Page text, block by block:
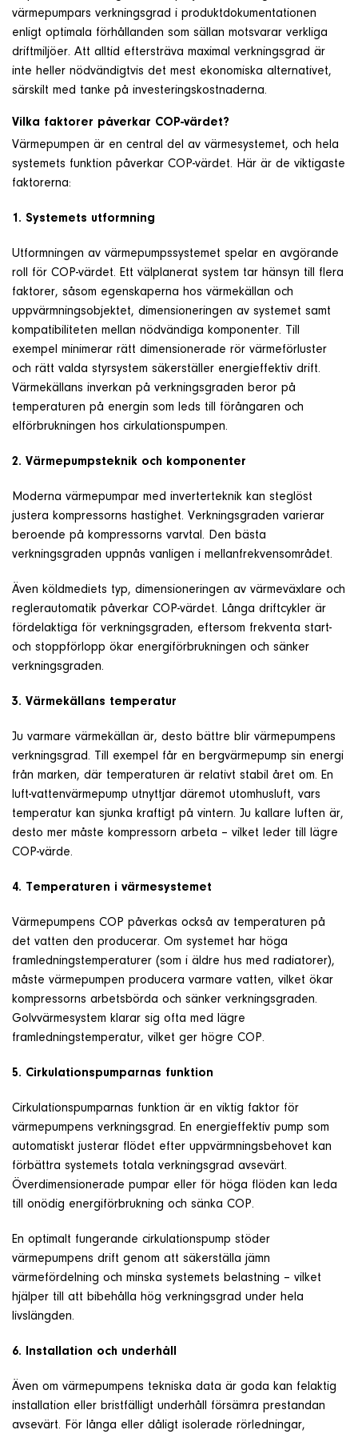
värmepumpars verkningsgrad i produktdokumentationen
enligt optimala förhållanden som sällan motsvarar verkliga
driftmiljöer. Att alltid eftersträva maximal verkningsgrad är
inte heller nödvändigtvis det mest ekonomiska alternativet,
särskilt med tanke på investeringskostnaderna.
Vilka faktorer påverkar COP-värdet?
Värmepumpen är en central del av värmesystemet, och hela
systemets funktion påverkar COP-värdet. Här är de viktigaste
faktorerna:
1. Systemets utformning
Utformningen av värmepumpssystemet spelar en avgörande
roll för COP-värdet. Ett välplanerat system tar hänsyn till flera
faktorer, såsom egenskaperna hos värmekällan och
uppvärmningsobjektet, dimensioneringen av systemet samt
kompatibiliteten mellan nödvändiga komponenter. Till
exempel minimerar rätt dimensionerade rör värmeförluster
och rätt valda styrsystem säkerställer energieffektiv drift.
Värmekällans inverkan på verkningsgraden beror på
temperaturen på energin som leds till förångaren och
elförbrukningen hos cirkulationspumpen.
2. Värmepumpsteknik och komponenter
Moderna värmepumpar med inverterteknik kan steglöst
justera kompressorns hastighet. Verkningsgraden varierar
beroende på kompressorns varvtal. Den bästa
verkningsgraden uppnås vanligen i mellanfrekvensområdet.
Även köldmediets typ, dimensioneringen av värmeväxlare och
reglerautomatik påverkar COP-värdet. Långa driftcykler är
fördelaktiga för verkningsgraden, eftersom frekventa start-
och stoppförlopp ökar energiförbrukningen och sänker
verkningsgraden.
3. Värmekällans temperatur
Ju varmare värmekällan är, desto bättre blir värmepumpens
verkningsgrad. Till exempel får en bergvärmepump sin energi
från marken, där temperaturen är relativt stabil året om. En
luft-vattenvärmepump utnyttjar däremot utomhusluft, vars
temperatur kan sjunka kraftigt på vintern. Ju kallare luften är,
desto mer måste kompressorn arbeta – vilket leder till lägre
COP-värde.
4. Temperaturen i värmesystemet
Värmepumpens COP påverkas också av temperaturen på
det vatten den producerar. Om systemet har höga
framledningstemperaturer (som i äldre hus med radiatorer),
måste värmepumpen producera varmare vatten, vilket ökar
kompressorns arbetsbörda och sänker verkningsgraden.
Golvvärmesystem klarar sig ofta med lägre
framledningstemperatur, vilket ger högre COP.
5. Cirkulationspumparnas funktion
Cirkulationspumparnas funktion är en viktig faktor för
värmepumpens verkningsgrad. En energieffektiv pump som
automatiskt justerar flödet efter uppvärmningsbehovet kan
förbättra systemets totala verkningsgrad avsevärt.
Överdimensionerade pumpar eller för höga flöden kan leda
till onödig energiförbrukning och sänka COP.
En optimalt fungerande cirkulationspump stöder
värmepumpens drift genom att säkerställa jämn
värmefördelning och minska systemets belastning – vilket
hjälper till att bibehålla hög verkningsgrad under hela
livslängden.
6. Installation och underhåll
Även om värmepumpens tekniska data är goda kan felaktig
installation eller bristfälligt underhåll försämra prestandan
avsevärt. För långa eller dåligt isolerade rörledningar,